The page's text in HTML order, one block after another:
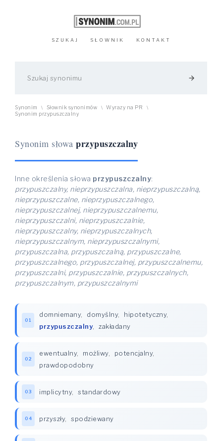
SZUKAJ SŁOWNIK KONTAKT
arrow_forward
Synonim \ Słownik synonimów \ Wyrazy na PR \
Synonim przypuszczalny
Synonim słowa przypuszczalny
Inne określenia słowa przypuszczalny:
przypuszczalny, nieprzypuszczalna, nieprzypuszczalną,
nieprzypuszczalne, nieprzypuszczalnego,
nieprzypuszczalnej, nieprzypuszczalnemu,
nieprzypuszczalni, nieprzypuszczalnie,
nieprzypuszczalny, nieprzypuszczalnych,
nieprzypuszczalnym, nieprzypuszczalnymi,
przypuszczalna, przypuszczalną, przypuszczalne,
przypuszczalnego, przypuszczalnej, przypuszczalnemu,
przypuszczalni, przypuszczalnie, przypuszczalnych,
przypuszczalnym, przypuszczalnymi
01
domniemany, domyślny, hipotetyczny,
przypuszczalny, zakładany
02
ewentualny, możliwy, potencjalny,
prawdopodobny
03 implicytny, standardowy
04 przyszły, spodziewany